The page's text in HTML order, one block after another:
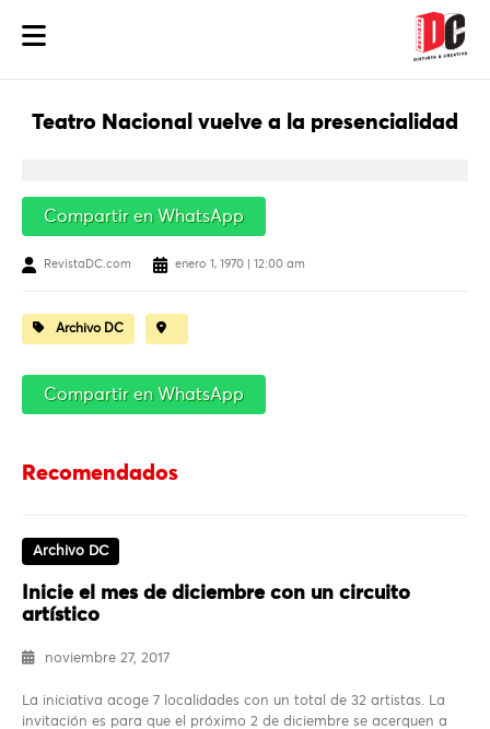
Teatro Nacional vuelve a la presencialidad
Compartir en WhatsApp
RevistaDC.com enero 1, 1970 | 12:00 am
Archivo DC
Compartir en WhatsApp
Recomendados
Archivo DC
Inicie el mes de diciembre con un circuito
artístico
noviembre 27, 2017
La iniciativa acoge 7 localidades con un total de 32 artistas. La
invitación es para que el próximo 2 de diciembre se acerquen a